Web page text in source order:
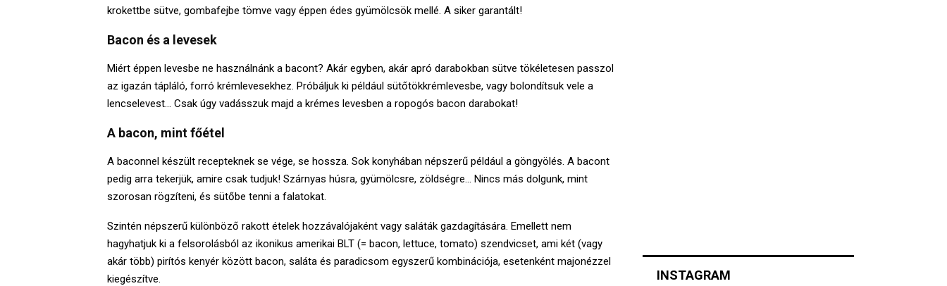
krokettbe sütve, gombafejbe tömve vagy éppen édes gyümölcsök mellé. A siker garantált!
Bacon és a levesek
Miért éppen levesbe ne használnánk a bacont? Akár egyben, akár apró darabokban sütve tökéletesen passzol
az igazán tápláló, forró krémlevesekhez. Próbáljuk ki például sütőtökkrémlevesbe, vagy bolondítsuk vele a
lencselevest… Csak úgy vadásszuk majd a krémes levesben a ropogós bacon darabokat!
A bacon, mint főétel
A baconnel készült recepteknek se vége, se hossza. Sok konyhában népszerű például a göngyölés. A bacont
pedig arra tekerjük, amire csak tudjuk! Szárnyas húsra, gyümölcsre, zöldségre… Nincs más dolgunk, mint
szorosan rögzíteni, és sütőbe tenni a falatokat.
Szintén népszerű különböző rakott ételek hozzávalójaként vagy saláták gazdagítására. Emellett nem
hagyhatjuk ki a felsorolásból az ikonikus amerikai BLT (= bacon, lettuce, tomato) szendvicset, ami két (vagy
akár több) pirítós kenyér között bacon, saláta és paradicsom egyszerű kombinációja, esetenként majonézzel
kiegészítve.
INSTAGRAM